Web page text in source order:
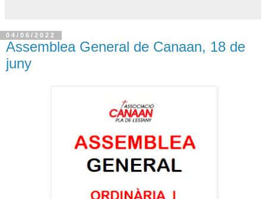
04/06/2022
Assemblea General de Canaan, 18 de
juny